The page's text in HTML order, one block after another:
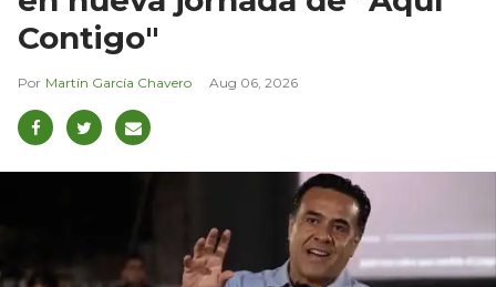
Contigo"
Martín García Chavero Aug 06, 2026